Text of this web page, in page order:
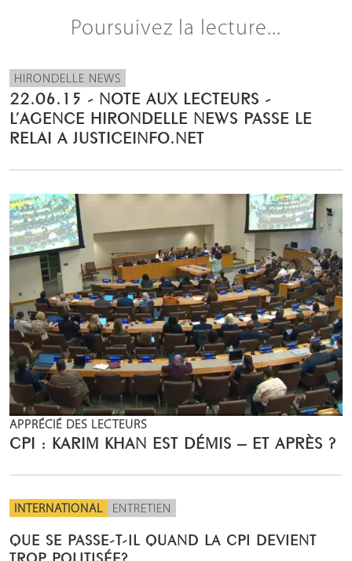
Poursuivez la lecture...
HIRONDELLE NEWS
22.06.15 - NOTE AUX LECTEURS -
L’AGENCE HIRONDELLE NEWS PASSE LE
RELAI A JUSTICEINFO.NET
APPRÉCIÉ DES LECTEURS
CPI : KARIM KHAN EST DÉMIS – ET APRÈS ?
INTERNATIONAL ENTRETIEN
QUE SE PASSE-T-IL QUAND LA CPI DEVIENT
TROP POLITISÉE?